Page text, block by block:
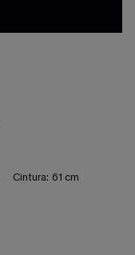
Cintura: 61 cm